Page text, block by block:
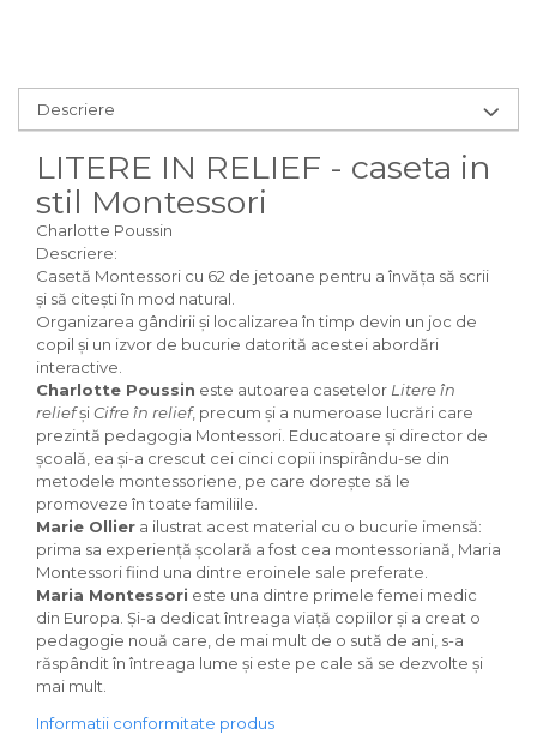
Descriere
LITERE IN RELIEF - caseta in
stil Montessori
Charlotte Poussin
Descriere:
Casetă Montessori cu 62 de jetoane pentru a învăța să scrii
și să citești în mod natural.
Organizarea gândirii și localizarea în timp devin un joc de
copil și un izvor de bucurie datorită acestei abordări
interactive.
Charlotte Poussin este autoarea casetelor Litere în
reliefși Cifre în relief, precum și a numeroase lucrări care
prezintă pedagogia Montessori. Educatoare și director de
școală, ea și-a crescut cei cinci copii inspirându-se din
metodele montessoriene, pe care dorește să le
promoveze în toate familiile.
Marie Ollier a ilustrat acest material cu o bucurie imensă:
prima sa experiență școlară a fost cea montessoriană, Maria
Montessori fiind una dintre eroinele sale preferate.
Maria Montessori este una dintre primele femei medic
din Europa. Și-a dedicat întreaga viață copiilor și a creat o
pedagogie nouă care, de mai mult de o sută de ani, s-a
răspândit în întreaga lume și este pe cale să se dezvolte și
mai mult.
Informatii conformitate produs